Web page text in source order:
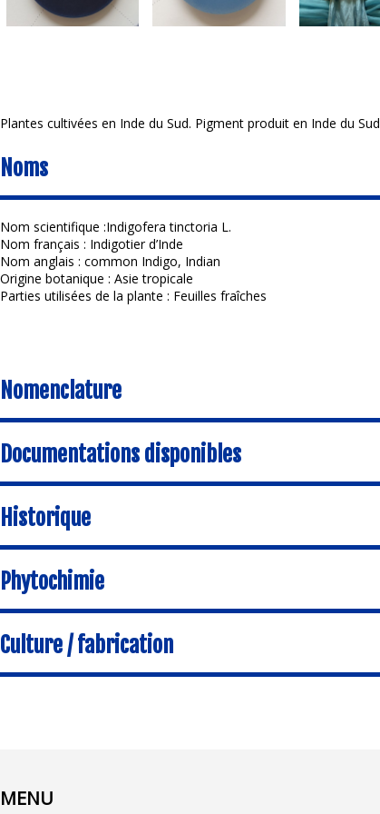
Plantes cultivées en Inde du Sud. Pigment produit en Inde du Sud
Noms
Nom scientifique :Indigofera tinctoria L.
Nom français : Indigotier d’Inde
Nom anglais : common Indigo, Indian
Origine botanique : Asie tropicale
Parties utilisées de la plante : Feuilles fraîches
Nomenclature
Documentations disponibles
Historique
Phytochimie
Culture / fabrication
MENU